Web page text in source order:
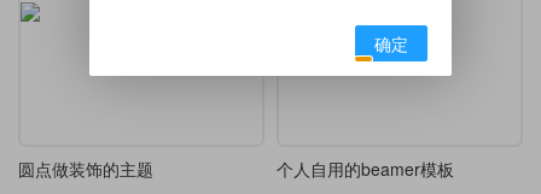
圆点做装饰的主题 个人自用的beamer模板
确定